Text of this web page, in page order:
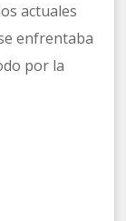
actuales
enfrentaba
por la